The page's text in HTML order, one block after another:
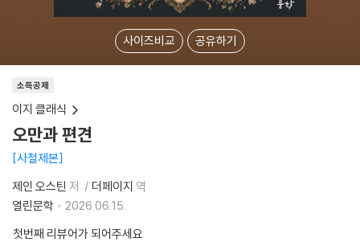
사이즈비교 공유하기
소득공제
이지 클래식
오만과 편견
사철제본
제인 오스틴 저 더페이지 역
열린문학
2026.06.15.
첫번째 리뷰어가 되어주세요